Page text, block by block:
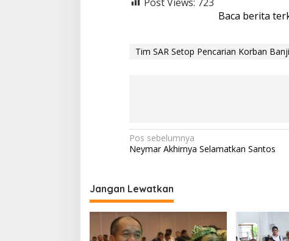
Baca berita
Tim SAR Setop Pencarian Korban
N
a
i
g
a
Pos sebelumnya
Neymar Akhirnya Selamatkan Santos
Jangan Lewatkan